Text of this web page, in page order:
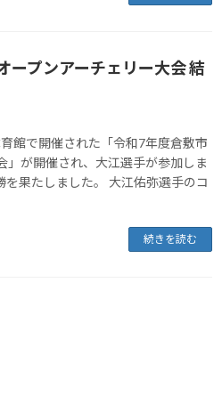
ープンアーチェリー大会 結
館で開催された「令和7年度倉敷市
」が開催され、大江選手が参加しま
果たしました。 大江佑弥選手のコ
続きを読む